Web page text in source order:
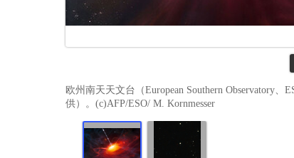
欧州南天天文台（European Southern Observatory
供）。(c)AFP/ESO/ M. Kornmesser